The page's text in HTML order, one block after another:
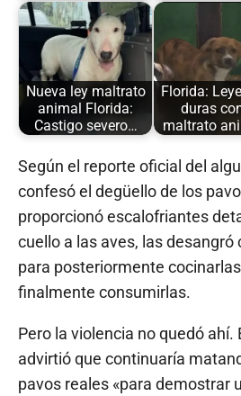
Nueva ley maltrato
animal Florida:
Castigo severo…
Florida:
duras
maltrato
Según el reporte oficial del
confesó el degüello de los
proporcionó escalofriantes
cuello a las aves, las
para posteriormente
finalmente consumirlas.
Pero la violencia no quedó ahí.
advirtió que continuaría
pavos reales «para demostrar